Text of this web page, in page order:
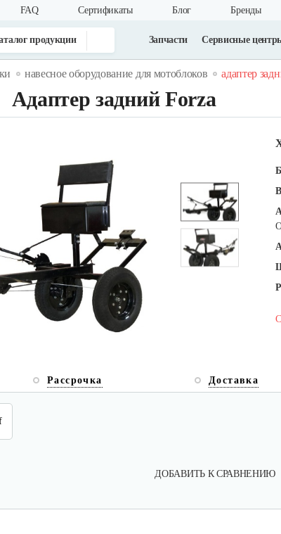
FAQ Cертификаты Блог Бренды
продукции Запчасти Сервисные
навесное оборудование для мотоблоков адаптер
Адаптер задний Forza
Рассрочка Доставка
ДОБАВИТЬ К СРАВНЕНИЮ